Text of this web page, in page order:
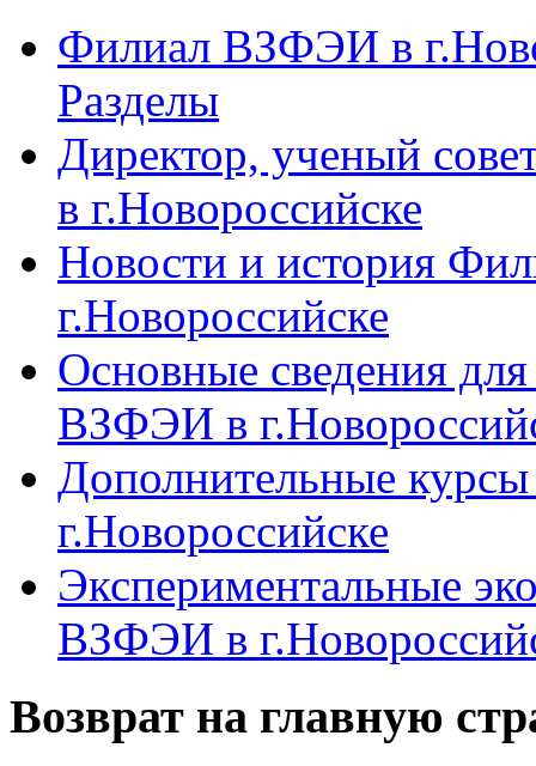
Филиал ВЗФЭИ в
Разделы
Директор, ученый
в г.Новороссийске
Новости и история
г.Новороссийске
Основные сведения
ВЗФЭИ в
Дополнительные
г.Новороссийске
Экспериментальные
ВЗФЭИ в
Возврат на главную